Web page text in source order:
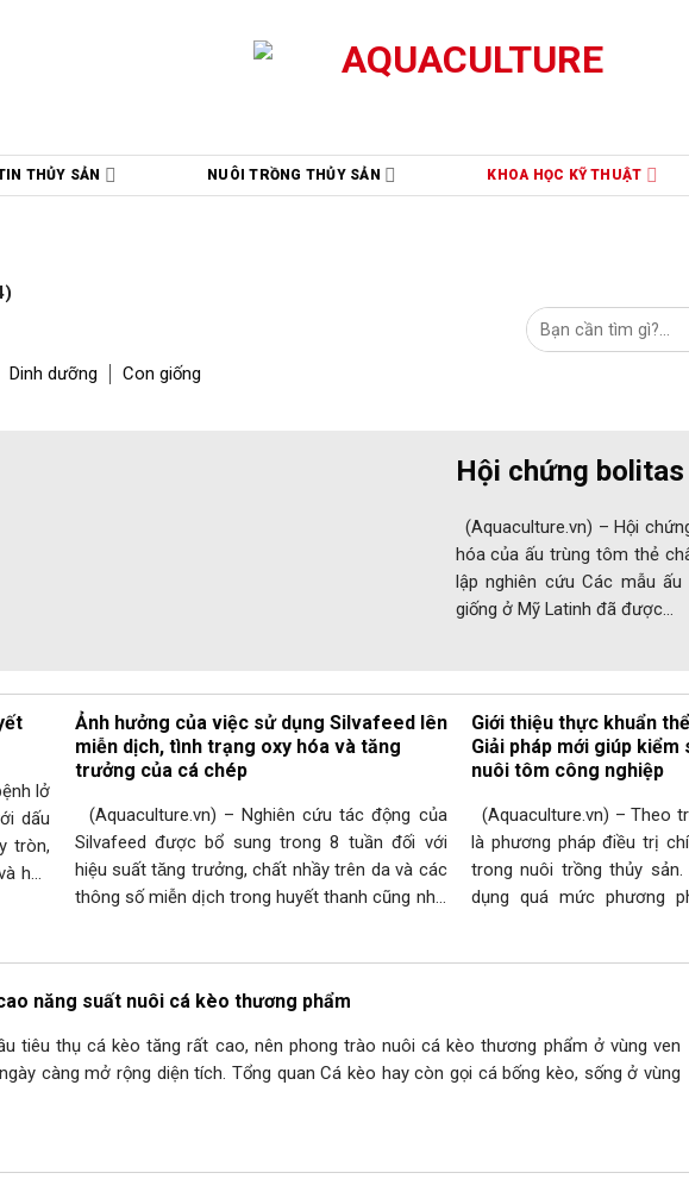
THỦY SẢN NUÔI TRỒNG THỦY SẢN KHOA HỌC KỸ THUẬT
Dinh dưỡng Con giống
Hội chứng bolitas
(Aquaculture.vn) – Hội
hóa của ấu trùng tôm thẻ
lập nghiên cứu Các mẫu
giống ở Mỹ Latinh đã được…
lở
dấu
tròn,
hậu
Ảnh hưởng của việc sử dụng Silvafeed lên
miễn dịch, tình trạng oxy hóa và tăng
trưởng của cá chép
(Aquaculture.vn) – Nghiên cứu tác động của
Silvafeed được bổ sung trong 8 tuần đối với
hiệu suất tăng trưởng, chất nhầy trên da và các
thông số miễn dịch trong huyết thanh cũng như
Giới thiệu thực khuẩn
Giải pháp mới giúp
nuôi tôm công nghiệp
(Aquaculture.vn) – Theo
là phương pháp điều trị
trong nuôi trồng thủy
dụng quá mức phương
năng suất nuôi cá kèo thương phẩm
tiêu thụ cá kèo tăng rất cao, nên phong trào nuôi cá kèo thương phẩm ở vùng ven
càng mở rộng diện tích. Tổng quan Cá kèo hay còn gọi cá bống kèo, sống ở vùng